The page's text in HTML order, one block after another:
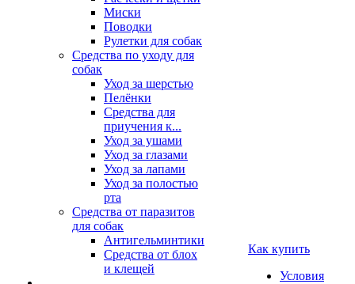
Миски
Поводки
Рулетки для собак
Средства по уходу для
собак
Уход за шерстью
Пелёнки
Средства для
приучения к...
Уход за ушами
Уход за глазами
Уход за лапами
Уход за полостью
рта
Средства от паразитов
для собак
Антигельминтики
Средства от блох
и клещей
Как купить
Условия